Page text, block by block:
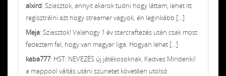
alxird: Sziasztok, annyit akarok tudni hogy láttam, lehet itt
regisztrálni azt hogy streamer vagyok, én leginkább [...]
Meja: Sziasztok! Valahogy 1 év starcraftezés után csak most
fedeztem fel, hogy van magyar liga. Hogyan lehet [...]
kaba777: HST: NEVEZÉS új játékosoknak. Kedves Mindenki!
a mappool váltás utáni szünetet követően utolsó